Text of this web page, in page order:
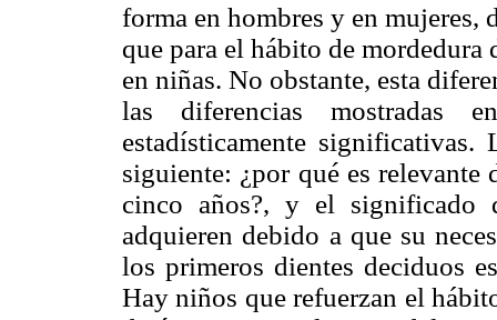
forma en hombres y en
que para el hábito de
en niñas. No obstante, esta
las diferencias mostradas
estadísticamente
siguiente: ¿por qué es
cinco años?, y el significado
adquieren debido a que su
los primeros dientes deciduos
Hay niños que refuerzan el